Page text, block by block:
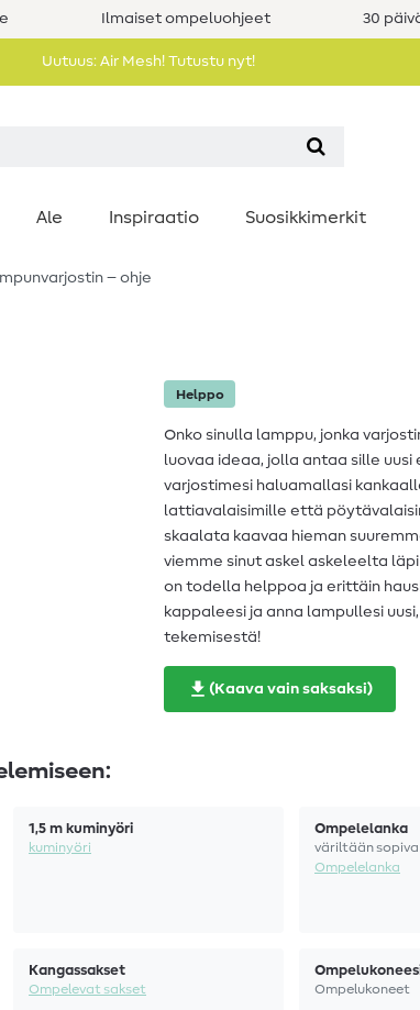
Ilmaiset ompeluohjeet 30
Uutuus: Air Mesh! Tutustu nyt!
Ale Inspiraatio Suosikkimerkit
– ohje
Helppo
Onko sinulla lamppu, jonka
luovaa ideaa, jolla antaa sille uusi
varjostimesi haluamallasi
lattiavalaisimille että
skaalata kaavaa hieman
viemme sinut askel askeleelta
on todella helppoa ja erittäin
kappaleesi ja anna lampullesi
tekemisestä!
(Kaava vain saksaksi)
1,5 m kuminyöri
kuminyöri
Ompelelanka
väriltään sopiva
Ompelelanka
Kangassakset
Ompelevat sakset Ompelukoneet